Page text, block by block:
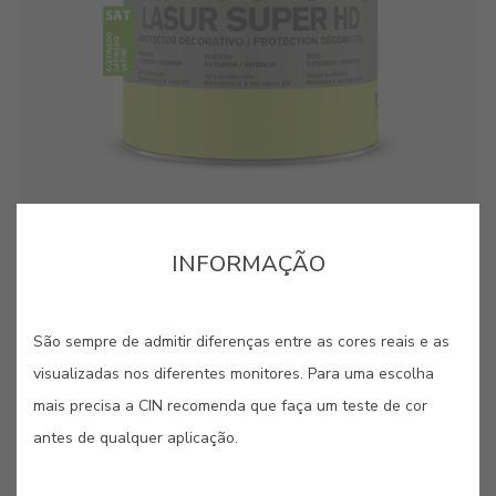
PARTILHAR
cor para aquela parede lá em casa?”. Estes pequenos
cartões, pintados com as nossas cores originais, são
bastante úteis quando se pretende “pintar antes de pintar”.
cor para aquela parede lá em casa?”. Estes pequenos
cartões, pintados com as nossas cores originais, são
bastante úteis quando se pretende “pintar antes de pintar”.
INFORMAÇÃO
São sempre de admitir diferenças entre as cores reais e as
visualizadas nos diferentes monitores. Para uma escolha
mais precisa a CIN recomenda que faça um teste de cor
antes de qualquer aplicação.